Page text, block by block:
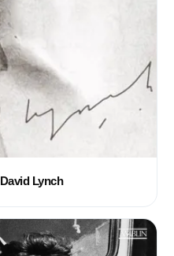
David Lynch